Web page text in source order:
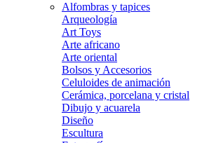
Alfombras y tapices
Arqueología
Art Toys
Arte africano
Arte oriental
Bolsos y Accesorios
Celuloides de animación
Cerámica, porcelana y cristal
Dibujo y acuarela
Diseño
Escultura